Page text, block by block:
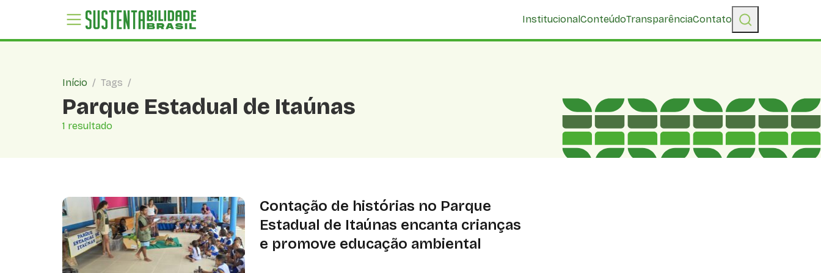
InstitucionalConteúdoTransparênciaContato
Início / Tags /
Parque Estadual de Itaúnas
1 resultado
Contação de histórias no Parque
Estadual de Itaúnas encanta crianças
e promove educação ambiental